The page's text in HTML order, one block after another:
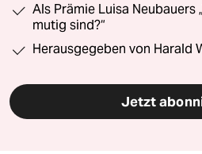
Als Prämie Luisa Neubauers
mutig sind?“
Herausgegeben von Harald
Jetzt